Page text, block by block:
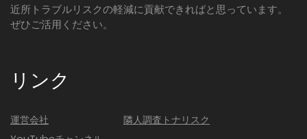
近所トラブルリスクの軽減に貢献できればと思っています。
ぜひご活用ください。
リンク
運営会社
隣人調査トナリスク